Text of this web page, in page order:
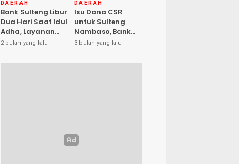
DAERAH
Bank Sulteng Libur
Dua Hari Saat Idul
Adha, Layanan
Kas Kembali
2 bulan yang lalu
DAERAH
Isu Dana CSR
untuk Sulteng
Nambaso, Bank
Sulteng Tegas
3 bulan yang lalu